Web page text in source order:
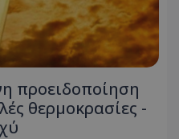
προειδοποίηση
θερμοκρασίες -